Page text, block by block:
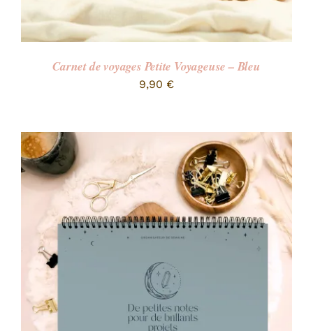
Carnet de voyages Petite Voyageuse – Bleu
9,90 €